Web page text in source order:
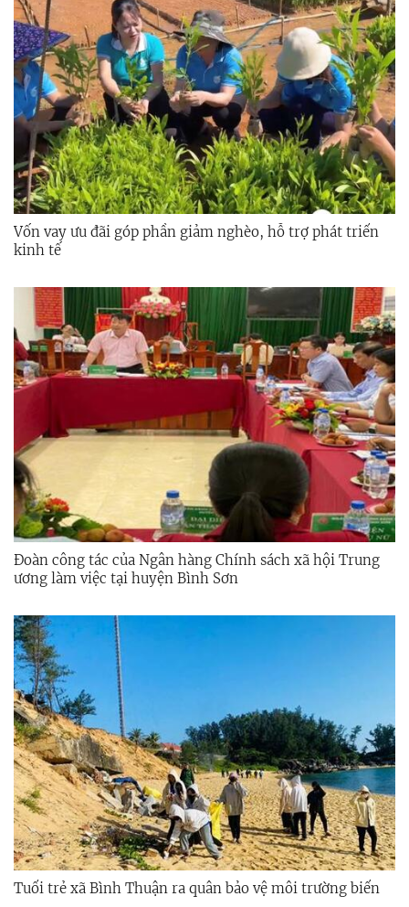
Vốn vay ưu đãi góp phần giảm nghèo, hỗ trợ phát triển
kinh tế
Đoàn công tác của Ngân hàng Chính sách xã hội Trung
ương làm việc tại huyện Bình Sơn
Tuổi trẻ xã Bình Thuận ra quân bảo vệ môi trường biển